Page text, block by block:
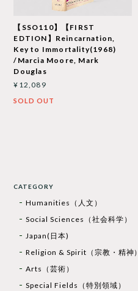
【SSO110】【FIRST
EDTION】Reincarnation,
Key to Immortality(1968)
/Marcia Moore, Mark
Douglas
¥12,089
SOLD OUT
CATEGORY
Humanities（人文）
Social Sciences（社会科学）
Japan(日本)
Religion & Spirit（宗教・精神）
Arts（芸術）
Special Fields（特別領域）